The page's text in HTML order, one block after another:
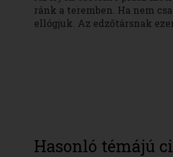
ránk a teremben. Ha nem
ellógjuk. Az edzőtársnak
Hasonló témájú